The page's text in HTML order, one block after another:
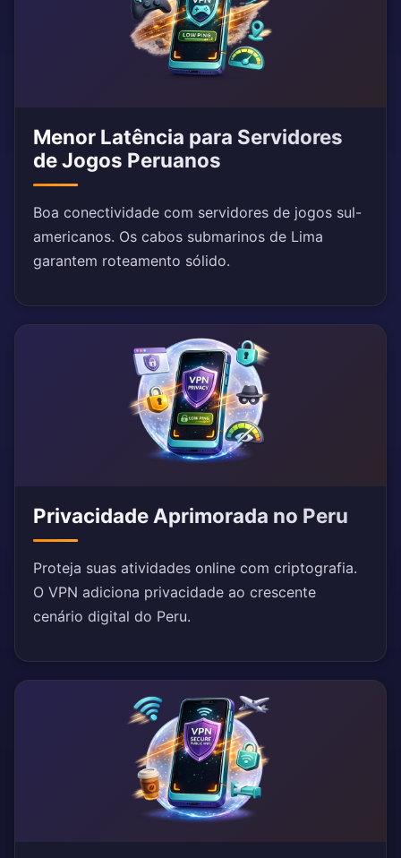
Menor Latência para Servidores
de Jogos Peruanos
Boa conectividade com servidores de jogos sul-
americanos. Os cabos submarinos de Lima
garantem roteamento sólido.
Privacidade Aprimorada no Peru
Proteja suas atividades online com criptografia.
O VPN adiciona privacidade ao crescente
cenário digital do Peru.